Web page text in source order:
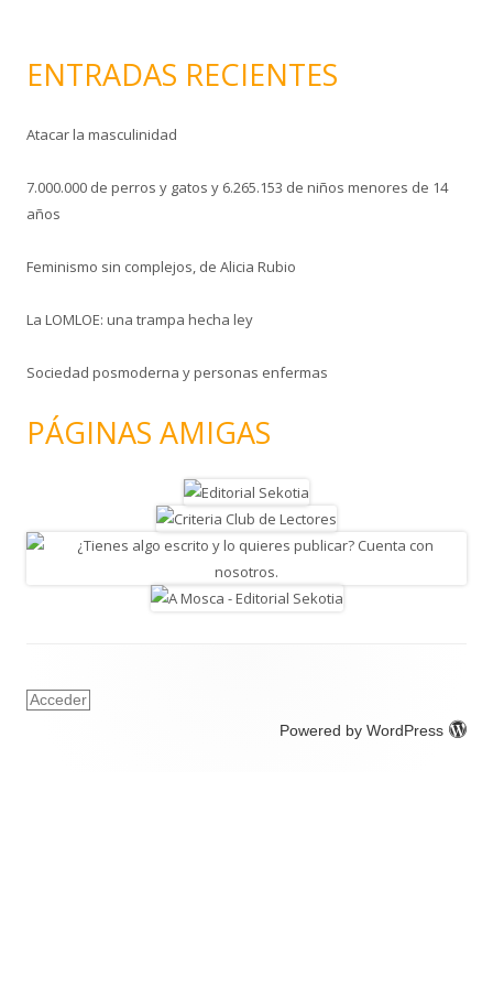
ENTRADAS RECIENTES
Atacar la masculinidad
7.000.000 de perros y gatos y 6.265.153 de niños menores de 14
años
Feminismo sin complejos, de Alicia Rubio
La LOMLOE: una trampa hecha ley
Sociedad posmoderna y personas enfermas
PÁGINAS AMIGAS
Acceder
Powered by WordPress